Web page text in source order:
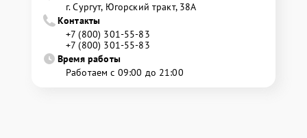
г. Сургут, Югорский тракт, 38А
Контакты
+7 (800) 301-55-83
+7 (800) 301-55-83
Время работы
Работаем с 09:00 до 21:00